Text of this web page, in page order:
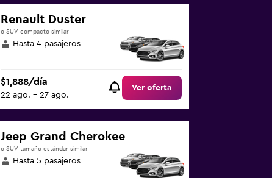
Renault Duster
o SUV compacto similar
Hasta 4 pasajeros
$1,888/día
22 ago. - 27 ago.
Ver oferta
Jeep Grand Cherokee
o SUV tamaño estándar similar
Hasta 5 pasajeros